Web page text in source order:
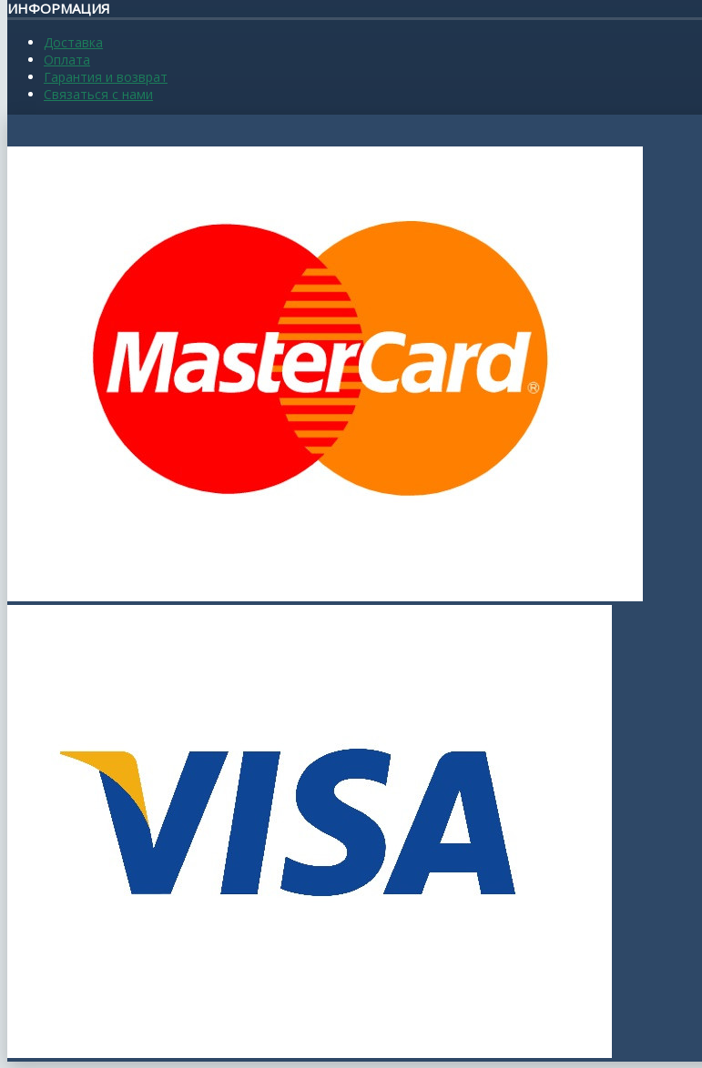
ИНФОРМАЦИЯ
Доставка
Оплата
Гарантия и возврат
Связаться с нами